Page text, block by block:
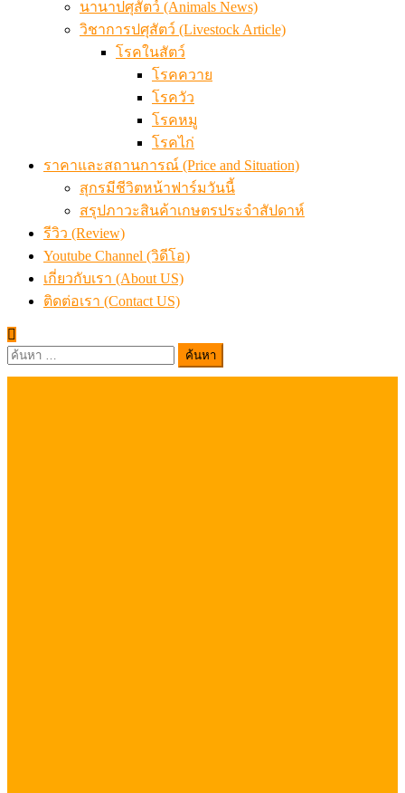
นานาปศุสัตว์ (Animals News)
วิชาการปศุสัตว์ (Livestock Article)
โรคในสัตว์
โรคควาย
โรควัว
โรคหมู
โรคไก่
ราคาและสถานการณ์ (Price and Situation)
สุกรมีชีวิตหน้าฟาร์มวันนี้
สรุปภาวะสินค้าเกษตรประจำสัปดาห์
รีวิว (Review)
Youtube Channel (วิดีโอ)
เกี่ยวกับเรา (About US)
ติดต่อเรา (Contact US)
ค้นหา
สำหรับ: